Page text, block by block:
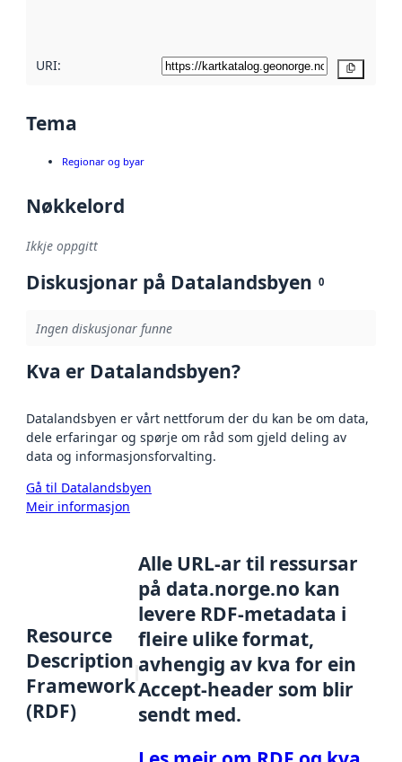
URI:
Tema
Regionar og byar
Nøkkelord
Ikkje oppgitt
Diskusjonar på Datalandsbyen 0
Ingen diskusjonar funne
Kva er Datalandsbyen?
Datalandsbyen er vårt nettforum der du kan be om data,
dele erfaringar og spørje om råd som gjeld deling av
data og informasjonsforvalting.
Gå til Datalandsbyen
Meir informasjon
Resource
Description
Framework
(RDF)
Alle URL-ar til ressursar
på data.norge.no kan
levere RDF-metadata i
fleire ulike format,
avhengig av kva for ein
Accept-header som blir
sendt med.